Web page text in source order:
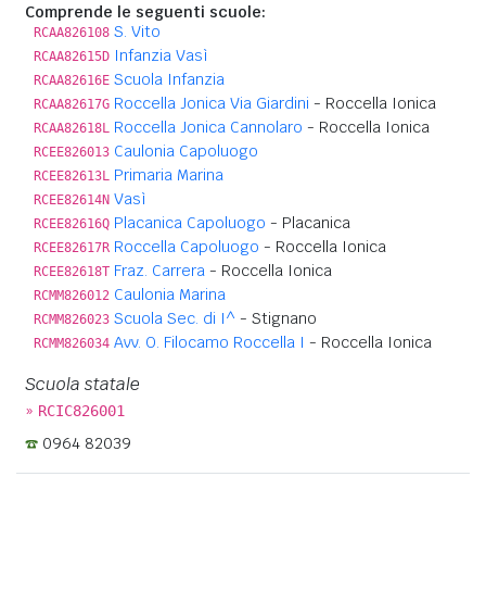
Comprende le seguenti scuole:
RCAA826108 S. Vito
RCAA82615D Infanzia Vasì
RCAA82616E Scuola Infanzia
RCAA82617G Roccella Jonica Via Giardini - Roccella Ionica
RCAA82618L Roccella Jonica Cannolaro - Roccella Ionica
RCEE826013 Caulonia Capoluogo
RCEE82613L Primaria Marina
RCEE82614N Vasì
RCEE82616Q Placanica Capoluogo - Placanica
RCEE82617R Roccella Capoluogo - Roccella Ionica
RCEE82618T Fraz. Carrera - Roccella Ionica
RCMM826012 Caulonia Marina
RCMM826023 Scuola Sec. di I^ - Stignano
RCMM826034 Avv. O. Filocamo Roccella I - Roccella Ionica
Scuola statale
» RCIC826001
0964 82039